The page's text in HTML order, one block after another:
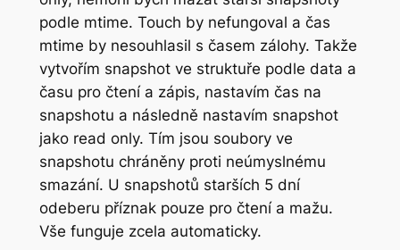
podle mtime. Touch by nefungoval a čas
mtime by nesouhlasil s časem zálohy. Takže
vytvořím snapshot ve struktuře podle data a
času pro čtení a zápis, nastavím čas na
snapshotu a následně nastavím snapshot
jako read only. Tím jsou soubory ve
snapshotu chráněny proti neúmyslnému
smazání. U snapshotů starších 5 dní
odeberu příznak pouze pro čtení a mažu.
Vše funguje zcela automaticky.